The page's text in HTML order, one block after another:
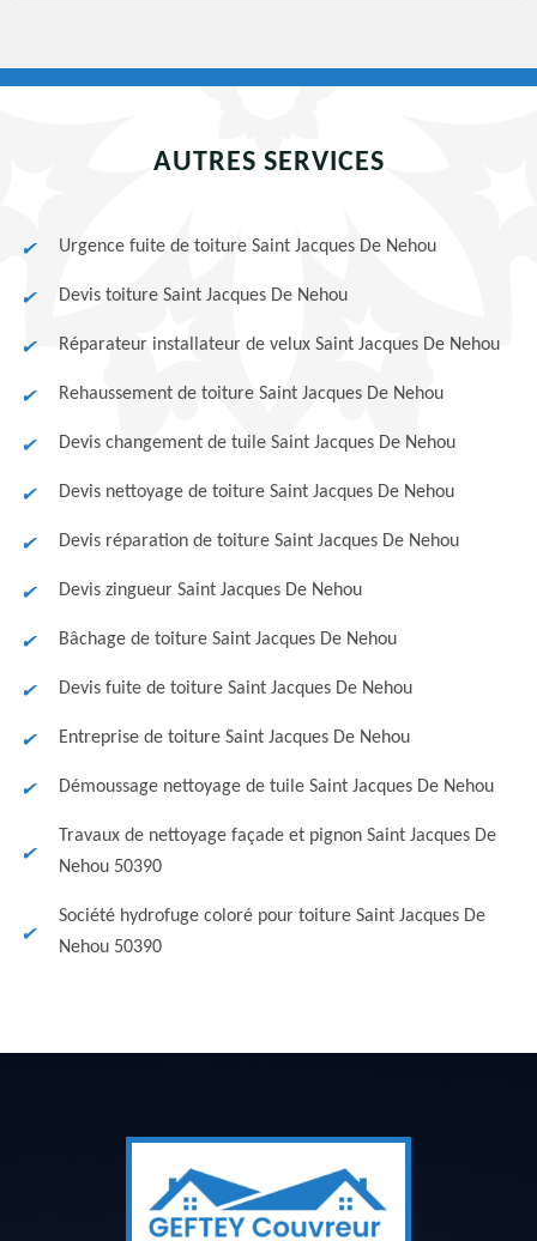
AUTRES SERVICES
Urgence fuite de toiture Saint Jacques De Nehou
Devis toiture Saint Jacques De Nehou
Réparateur installateur de velux Saint Jacques De Nehou
Rehaussement de toiture Saint Jacques De Nehou
Devis changement de tuile Saint Jacques De Nehou
Devis nettoyage de toiture Saint Jacques De Nehou
Devis réparation de toiture Saint Jacques De Nehou
Devis zingueur Saint Jacques De Nehou
Bâchage de toiture Saint Jacques De Nehou
Devis fuite de toiture Saint Jacques De Nehou
Entreprise de toiture Saint Jacques De Nehou
Démoussage nettoyage de tuile Saint Jacques De Nehou
Travaux de nettoyage façade et pignon Saint Jacques De
Nehou 50390
Société hydrofuge coloré pour toiture Saint Jacques De
Nehou 50390